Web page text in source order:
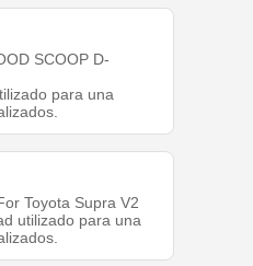
SCOOP D-
para una
Toyota Supra V2
utilizado para una